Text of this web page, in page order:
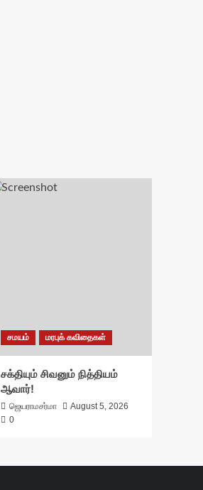
சமயம் மரபுக் கவிதைகள்
சக்தியும் சிவனும் நித்தியம்
ஆவார்!
ஜெயராமசர்மா
August 5, 2026
0